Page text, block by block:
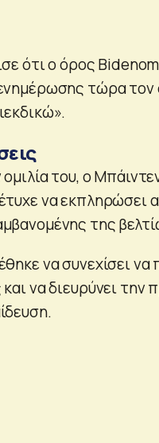
ότι ο όρος
τώρα τον
ομιλία του, ο
να εκπληρώσει
της
να συνεχίσει
και να διευρύνει